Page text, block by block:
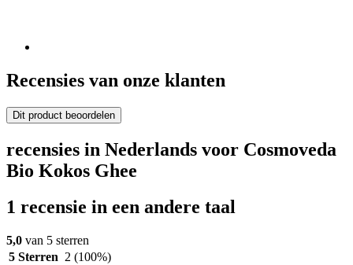
Recensies van onze klanten
Dit product beoordelen
recensies in Nederlands voor Cosmoveda
Bio Kokos Ghee
1 recensie in een andere taal
5,0 van 5 sterren
5 Sterren 2 (100%)